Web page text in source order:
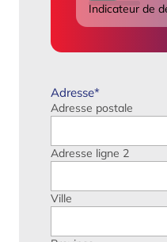
Indicateur de
Adresse*
Adresse postale
Adresse ligne 2
Ville